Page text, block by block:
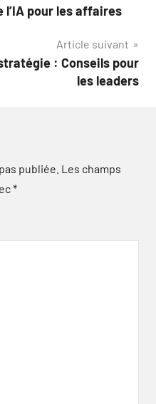
pour les affaires
Article suivant
: Conseils pour
les leaders
publiée. Les champs
*